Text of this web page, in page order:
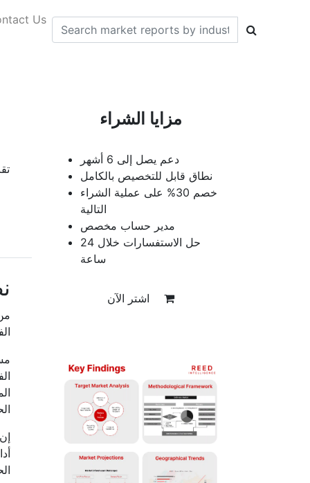
Us
مزايا الشراء
دعم يصل إلى 6 أشهر
نطاق قابل للتخصيص بالكامل
خصم 30% على عملية الشراء
التالية
مدير حساب مخصص
حل الاستفسارات خلال 24
ساعة